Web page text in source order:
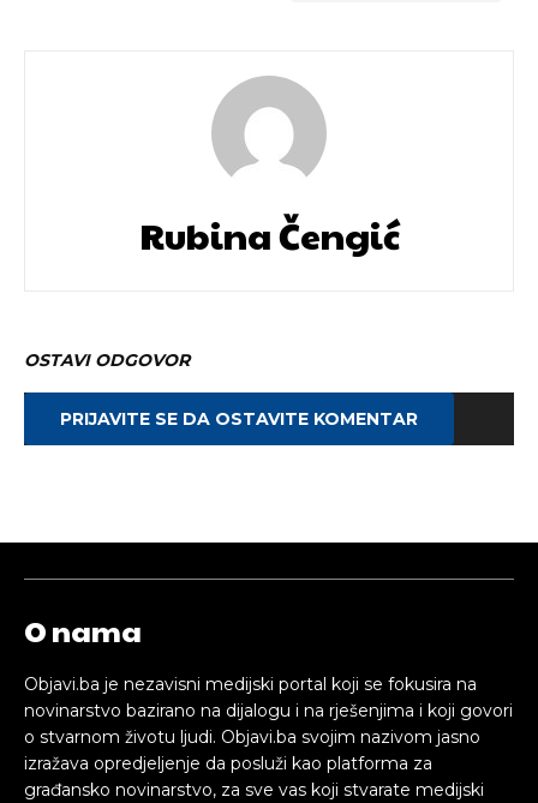
Rubina Čengić
OSTAVI ODGOVOR
PRIJAVITE SE DA OSTAVITE KOMENTAR
O nama
Objavi.ba je nezavisni medijski portal koji se fokusira na
novinarstvo bazirano na dijalogu i na rješenjima i koji govori
o stvarnom životu ljudi. Objavi.ba svojim nazivom jasno
izražava opredjeljenje da posluži kao platforma za
građansko novinarstvo, za sve vas koji stvarate medijski